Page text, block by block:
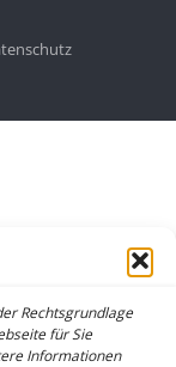
Rechtsgrundlage
für Sie
Informationen